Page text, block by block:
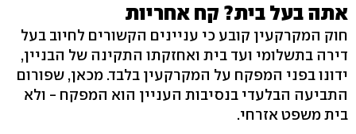
אתה בעל בית? קח אחריות
חוק המקרקעין קובע כי עניינים הקשורים לחיוב בעל
דירה בתשלומי ועד בית ואחזקתו התקינה של הבניין,
ידונו בפני המפקח על המקרקעין בלבד. מכאן, שפורום
התביעה הבלעדי בנסיבות העניין הוא המפקח - ולא
בית משפט אזרחי.